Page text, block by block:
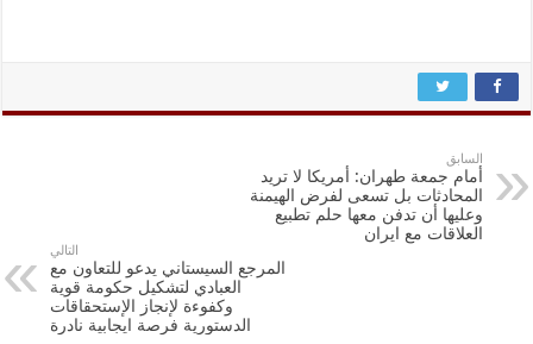
السابق
أمام جمعة طهران: أمريكا لا تريد
المحادثات بل تسعى لفرض الهيمنة
وعليها أن تدفن معها حلم تطبيع
العلاقات مع ايران
التالي
المرجع السيستاني يدعو للتعاون مع
العبادي لتشكيل حكومة قوية
وكفوءة لإنجاز الإستحقاقات
الدستورية فرصة ايجابية نادرة